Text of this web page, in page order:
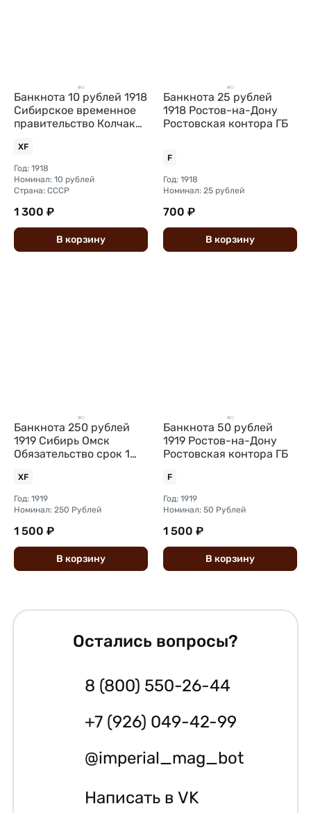
Банкнота 10 рублей 1918
Сибирское временное
правительство Колчак
XF
Год: 1918
Номинал: 10 рублей
Страна: СССР
1 300 ₽
В корзину
Банкнота 25 рублей
1918 Ростов-на-Дону
Ростовская контора ГБ
F
Год: 1918
Номинал: 25 рублей
700 ₽
В корзину
Банкнота 250 рублей
1919 Сибирь Омск
Обязательство срок 1
Государственнаго
XF
Год: 1919
Номинал: 250 Рублей
1 500 ₽
В корзину
Банкнота 50 рублей
1919 Ростов-на-Дону
Ростовская контора ГБ
F
Год: 1919
Номинал: 50 Рублей
1 500 ₽
В корзину
Остались вопросы?
8 (800) 550-26-44
+7 (926) 049-42-99
@imperial_mag_bot
Написать в VK